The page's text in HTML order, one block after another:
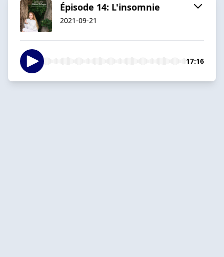
Épisode 14: L'insomnie
2021-09-21
17:16